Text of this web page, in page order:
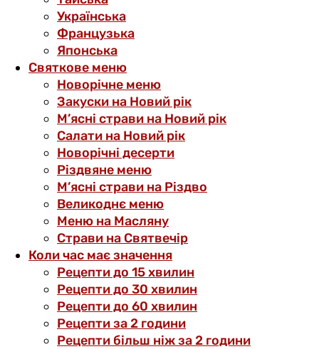
Українська
Французька
Японська
Святкове меню
Новорічне меню
Закуски на Новий рік
М’ясні страви на Новий рік
Салати на Новий рік
Новорічні десерти
Різдвяне меню
М’ясні страви на Різдво
Великоднє меню
Меню на Масляну
Страви на Святвечір
Коли час має значення
Рецепти до 15 хвилин
Рецепти до 30 хвилин
Рецепти до 60 хвилин
Рецепти за 2 години
Рецепти більш ніж за 2 години